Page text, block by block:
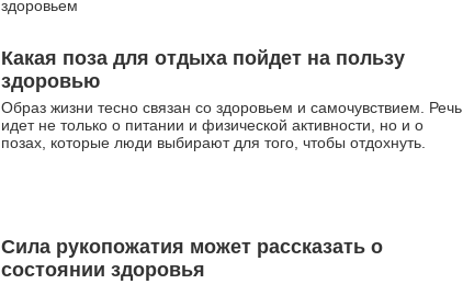
здоровьем
Какая поза для отдыха пойдет на пользу
здоровью
Образ жизни тесно связан со здоровьем и самочувствием. Речь
идет не только о питании и физической активности, но и о
позах, которые люди выбирают для того, чтобы отдохнуть.
Сила рукопожатия может рассказать о
состоянии здоровья